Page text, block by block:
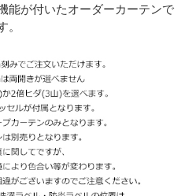
能が付いたオーダーカーテンで
。